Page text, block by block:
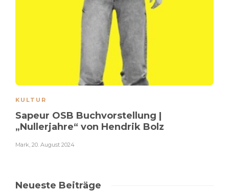
KULTUR
Sapeur OSB Buchvorstellung |
„Nullerjahre“ von Hendrik Bolz
Mark 20. August 2024
Neueste Beiträge